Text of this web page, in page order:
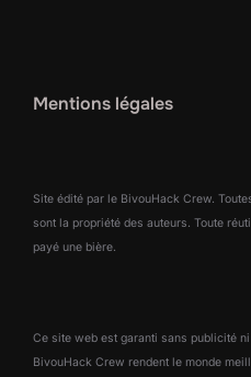
Mentions légales
Site édité par le BivouHack Crew.
sont la propriété des auteurs. Toute
payé une bière.
Ce site web est garanti sans publicité
BivouHack Crew rendent le monde